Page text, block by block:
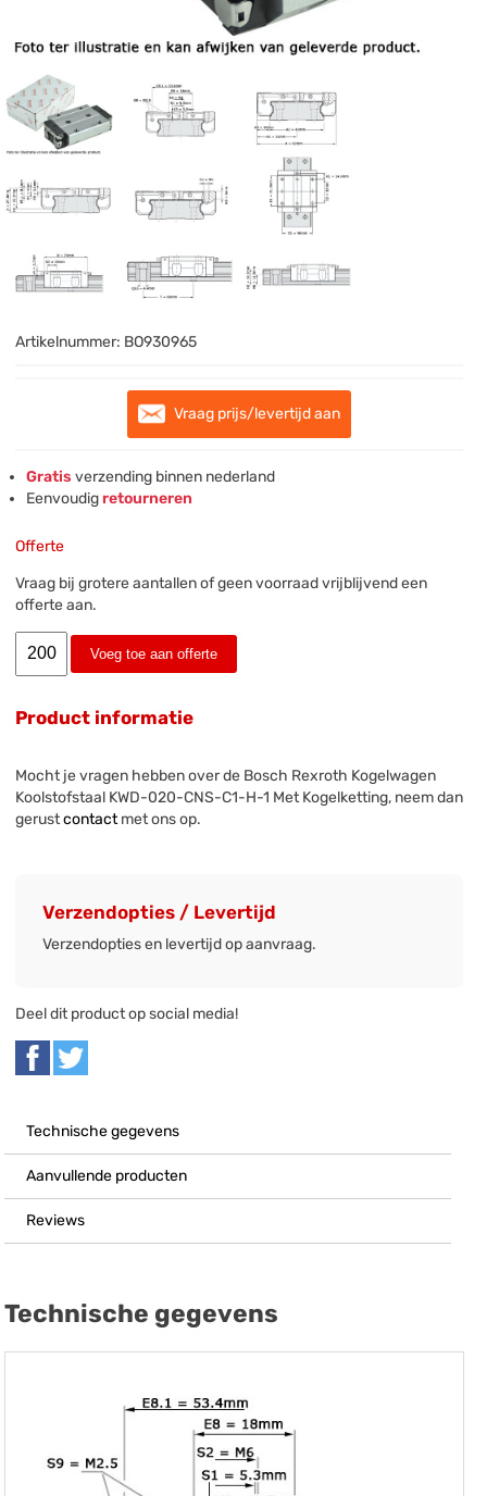
Artikelnummer: BO930965
Vraag prijs/levertijd aan
Gratis verzending binnen nederland
Eenvoudigretourneren
Offerte
Vraag bij grotere aantallen of geen voorraad vrijblijvend een
offerte aan.
Voeg toe aan offerte
Product informatie
Mocht je vragen hebben over de Bosch Rexroth Kogelwagen
Koolstofstaal KWD-020-CNS-C1-H-1 Met Kogelketting, neem dan
gerustcontactmet ons op.
Verzendopties / Levertijd
Verzendopties en levertijd op aanvraag.
Deel dit product op social media!
Technische gegevens
Aanvullende producten
Reviews
Technische gegevens